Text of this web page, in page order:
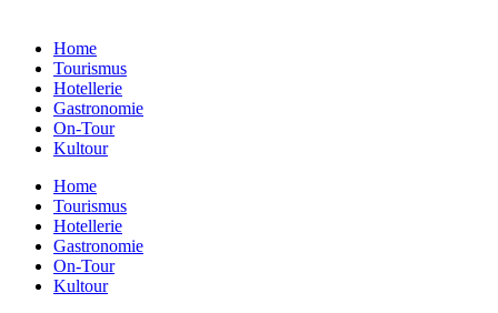
Home
Tourismus
Hotellerie
Gastronomie
On-Tour
Kultour
Home
Tourismus
Hotellerie
Gastronomie
On-Tour
Kultour